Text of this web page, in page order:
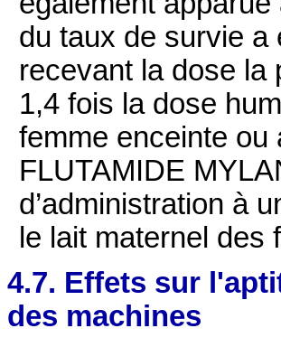
du taux de survie a
recevant la dose la
1,4 fois la dose
femme enceinte ou
FLUTAMIDE
d’administration à
le lait maternel
4.7. Effets sur
des machines